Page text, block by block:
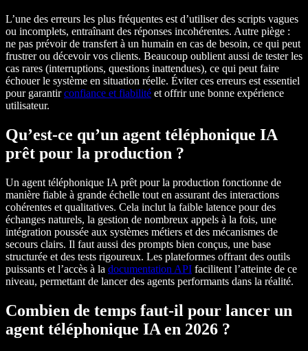
L’une des erreurs les plus fréquentes est d’utiliser des scripts vagues
ou incomplets, entraînant des réponses incohérentes. Autre piège :
ne pas prévoir de transfert à un humain en cas de besoin, ce qui peut
frustrer ou décevoir vos clients. Beaucoup oublient aussi de tester les
cas rares (interruptions, questions inattendues), ce qui peut faire
échouer le système en situation réelle. Éviter ces erreurs est essentiel
pour garantirconfiance et fiabilité et offrir une bonne expérience
utilisateur.
Qu’est-ce qu’un agent téléphonique IA
prêt pour la production ?
Un agent téléphonique IA prêt pour la production fonctionne de
manière fiable à grande échelle tout en assurant des interactions
cohérentes et qualitatives. Cela inclut la faible latence pour des
échanges naturels, la gestion de nombreux appels à la fois, une
intégration poussée aux systèmes métiers et des mécanismes de
secours clairs. Il faut aussi des prompts bien conçus, une base
structurée et des tests rigoureux. Les plateformes offrant des outils
puissants et l’accès à la documentation API facilitent l’atteinte de ce
niveau, permettant de lancer des agents performants dans la réalité.
Combien de temps faut-il pour lancer un
agent téléphonique IA en 2026 ?